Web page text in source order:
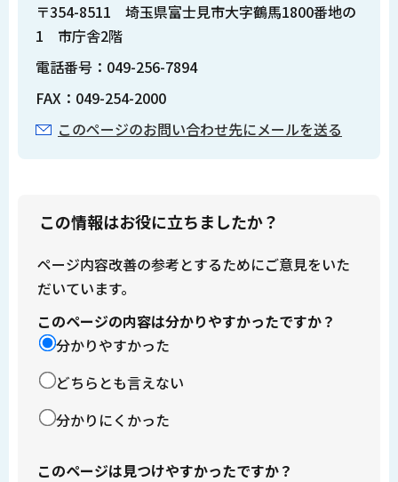
〒354-8511 埼玉県富士見市大字鶴馬1800番地の
1 市庁舎2階
電話番号：049-256-7894
FAX：049-254-2000
このページのお問い合わせ先にメールを送る
この情報はお役に立ちましたか？
ページ内容改善の参考とするためにご意見をいた
だいています。
このページの内容は分かりやすかったですか？
分かりやすかった
どちらとも言えない
分かりにくかった
このページは見つけやすかったですか？